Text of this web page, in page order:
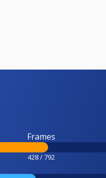
Frames
428 / 792